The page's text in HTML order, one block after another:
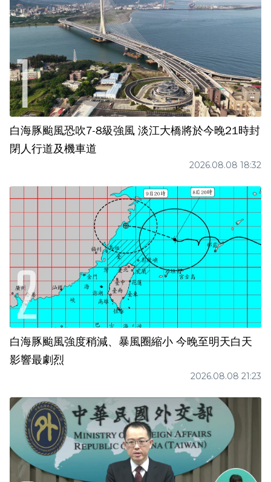
白海豚颱風恐吹7-8級強風 淡江大橋將於今晚21時封
閉人行道及機車道
2026.08.08 18:32
白海豚颱風強度稍減、暴風圈縮小 今晚至明天白天
影響最劇烈
2026.08.08 21:23